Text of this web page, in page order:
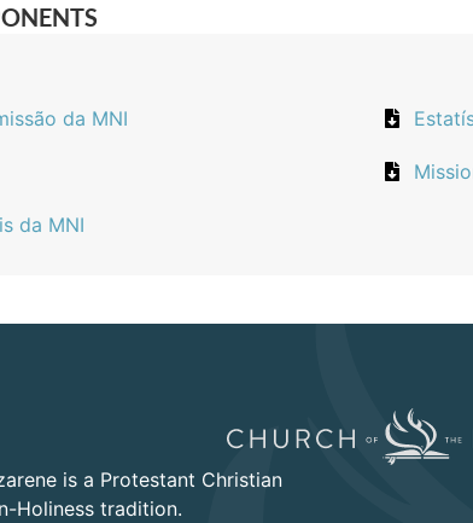
da MNI
da MNI
is a Protestant Christian
Holiness tradition.